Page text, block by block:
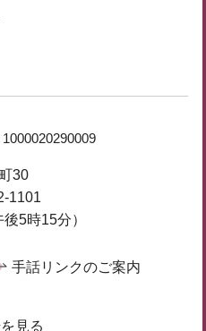
1000020290009
30
1101
5時15分）
手話リンクのご案内
見る